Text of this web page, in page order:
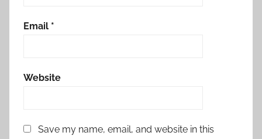
Email *
Website
Save my name, email, and website in this